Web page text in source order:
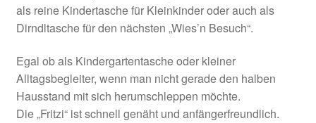
als reine Kindertasche für Kleinkinder oder auch als
Dirndltasche für den nächsten „Wies’n Besuch“.
Egal ob als Kindergartentasche oder kleiner
Alltagsbegleiter, wenn man nicht gerade den halben
Hausstand mit sich herumschleppen möchte.
Die „Fritzi“ ist schnell genäht und anfängerfreundlich.